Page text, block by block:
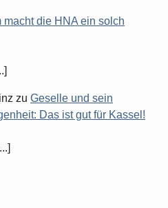
macht die HNA ein solch
zu Geselle und sein
Das ist gut für Kassel!